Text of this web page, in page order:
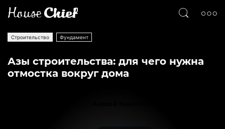
Строительство Фундамент
Азы строительства: для чего нужна
отмостка вокруг дома